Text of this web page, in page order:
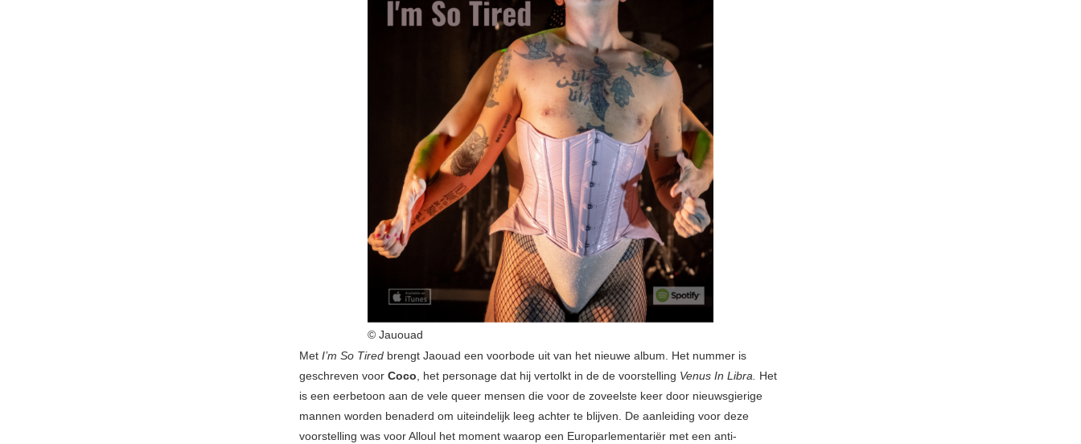
© Jauouad
Met I’m So Tired brengt Jaouad een voorbode uit van het nieuwe album. Het nummer is
geschreven voor Coco, het personage dat hij vertolkt in de de voorstelling Venus In Libra. Het
is een eerbetoon aan de vele queer mensen die voor de zoveelste keer door nieuwsgierige
mannen worden benaderd om uiteindelijk leeg achter te blijven. De aanleiding voor deze
voorstelling was voor Alloul het moment waarop een Europarlementariër met een anti-